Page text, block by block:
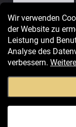
Wir verwenden
der Website zu
Leistung und
Analyse des
verbessern.